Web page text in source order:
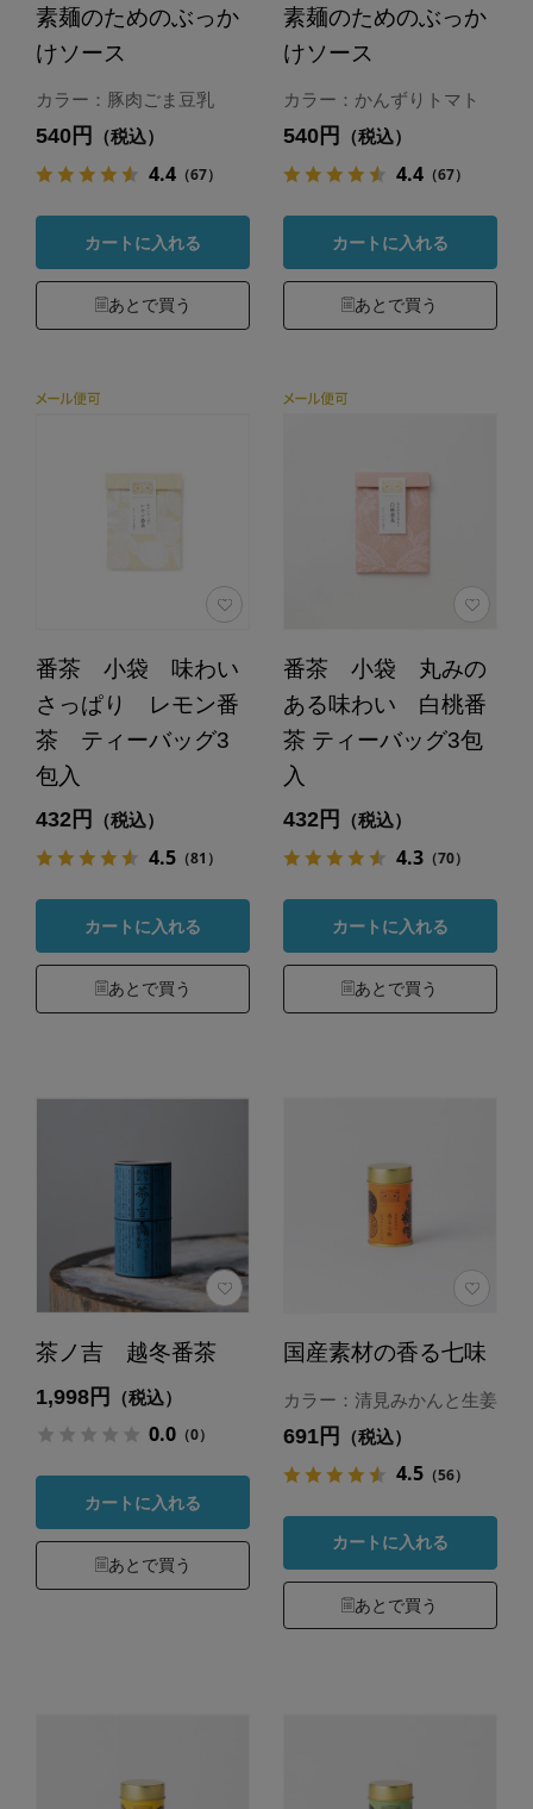
素麺のためのぶっか
けソース
カラー：豚肉ごま豆乳
540円 （税込）
4.4（67）
カートに入れる
あとで買う
素麺のためのぶっか
けソース
カラー：かんずりトマト
540円 （税込）
4.4（67）
カートに入れる
あとで買う
番茶 小袋 味わい
さっぱり レモン番
茶 ティーバッグ3
包入
432円 （税込）
4.5（81）
カートに入れる
あとで買う
番茶 小袋 丸みの
ある味わい 白桃番
茶 ティーバッグ3包
入
432円 （税込）
4.3（70）
カートに入れる
あとで買う
茶ノ吉 越冬番茶
1,998円 （税込）
0.0（0）
カートに入れる
あとで買う
国産素材の香る七味
カラー：清見みかんと生姜
691円 （税込）
4.5（56）
カートに入れる
あとで買う